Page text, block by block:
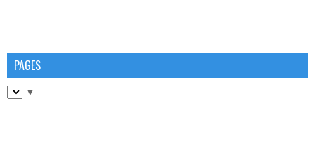
PAGES
▼